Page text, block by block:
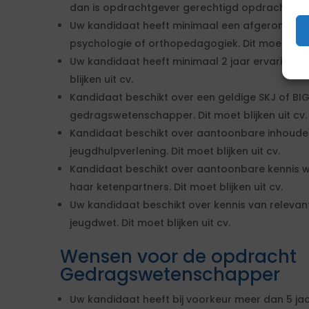
dan is opdrachtgever gerechtigd opdracht per
Uw kandidaat heeft minimaal een afgeronde
psychologie of orthopedagogiek. Dit moet
Uw kandidaat heeft minimaal 2 jaar ervaring
blijken uit cv.
Kandidaat beschikt over een geldige SKJ of
gedragswetenschapper. Dit moet blijken uit cv.
Kandidaat beschikt over aantoonbare
jeugdhulpverlening. Dit moet blijken uit cv.
Kandidaat beschikt over aantoonbare kennis
haar ketenpartners. Dit moet blijken uit cv.
Uw kandidaat beschikt over kennis van
jeugdwet. Dit moet blijken uit cv.
Wensen voor de opdracht
Gedragswetenschapper
Uw kandidaat heeft bij voorkeur meer dan 5